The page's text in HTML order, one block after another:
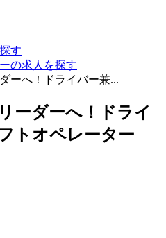
す
の求人を探す
ーへ！ドライバー兼...
ーダーへ！ドライ
トオペレーター